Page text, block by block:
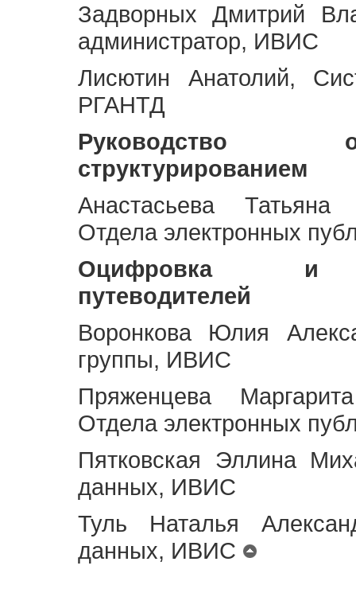
Задворных Дмитрий
администратор, ИВИС
Лисютин Анатолий,
РГАНТД
Руководство
структурированием
Анастасьева Татьяна
Отдела электронных
Оцифровка и
путеводителей
Воронкова Юлия
группы, ИВИС
Пряженцева
Отдела электронных
Пятковская Эллина
данных, ИВИС
Туль Наталья
данных, ИВИС